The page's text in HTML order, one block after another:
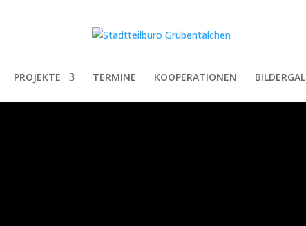
PROJEKTE TERMINE KOOPERATIONEN